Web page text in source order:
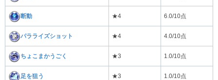
断動 ★4 6.0/10点
パラライズショット ★4 4.0/10点
ちょこまかうごく ★3 1.0/10点
足を狙う ★3 1.0/10点